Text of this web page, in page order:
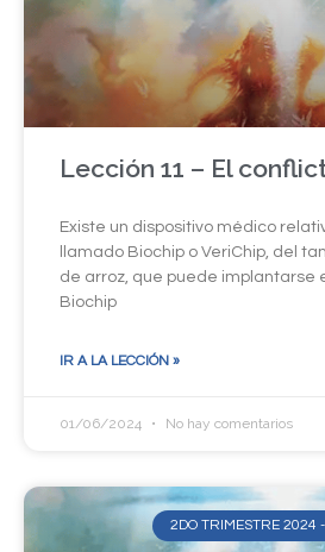
Lección 11 – El
Existe un dispositivo médico
llamado Biochip o VeriChip, del
de arroz, que puede implantarse
Biochip
IR A LA LECCIÓN »
01/06/2024 No hay comentarios
2DO TRIMESTRE 2024